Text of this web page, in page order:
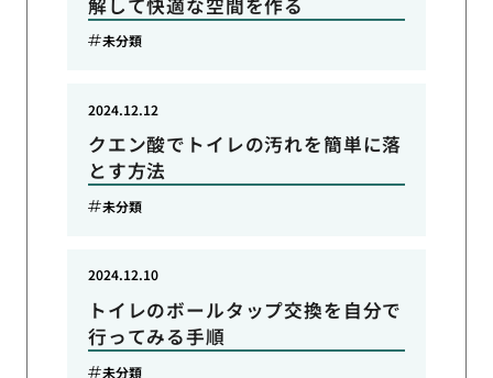
未分類
クエン酸でトイレの汚れを簡単に落
とす方法
2024.12.12
未分類
トイレのボールタップ交換を自分で
行ってみる手順
2024.12.10
未分類